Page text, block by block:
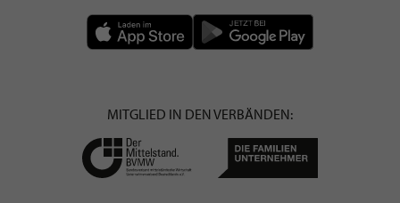
MITGLIED IN DEN VERBÄNDEN: